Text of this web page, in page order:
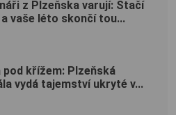
z Plzeňska varují: Stačí
vaše léto skončí tou...
pod křížem: Plzeňská
vydá tajemství ukryté v...